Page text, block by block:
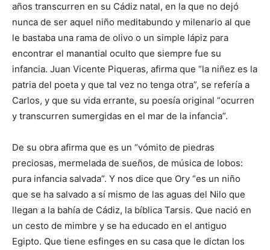
años transcurren en su Cádiz natal, en la que no dejó
nunca de ser aquel niño meditabundo y milenario al que
le bastaba una rama de olivo o un simple lápiz para
encontrar el manantial oculto que siempre fue su
infancia. Juan Vicente Piqueras, afirma que “la niñez es la
patria del poeta y que tal vez no tenga otra”, se refería a
Carlos, y que su vida errante, su poesía original “ocurren
y transcurren sumergidas en el mar de la infancia”.
De su obra afirma que es un “vómito de piedras
preciosas, mermelada de sueños, de música de lobos:
pura infancia salvada”. Y nos dice que Ory “es un niño
que se ha salvado a sí mismo de las aguas del Nilo que
llegan a la bahía de Cádiz, la bíblica Tarsis. Que nació en
un cesto de mimbre y se ha educado en el antiguo
Egipto. Que tiene esfinges en su casa que le dictan los